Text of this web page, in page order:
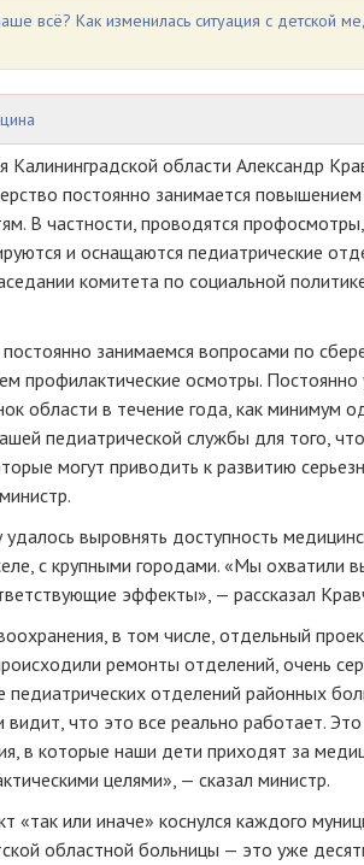
всё? Как изменилась ситуация с детской
Калининградской области Александр
постоянно занимается
В частности, проводятся
и оснащаются педиатрические
комитета по социальной
занимаемся вопросами по
профилактические осмотры. Постоянно
области в течение года, как минимум
педиатрической службы для того,
могут приводить к развитию
выровнять доступность
с крупными городами. «Мы охватили
эффекты», — рассказал
в том числе, отдельный
ремонты отделений, очень
отделений районных
что это все реально работает.
в которые наши дети приходят за
целями», — сказал министр.
«так или иначе» коснулся каждого
областной больницы — это уже